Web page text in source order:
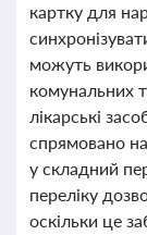
картку для
можуть
комунальних
лікарські
спрямовано
у складний
переліку
оскільки це